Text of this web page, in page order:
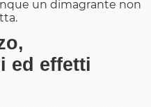
un dimagrante non
ed effetti